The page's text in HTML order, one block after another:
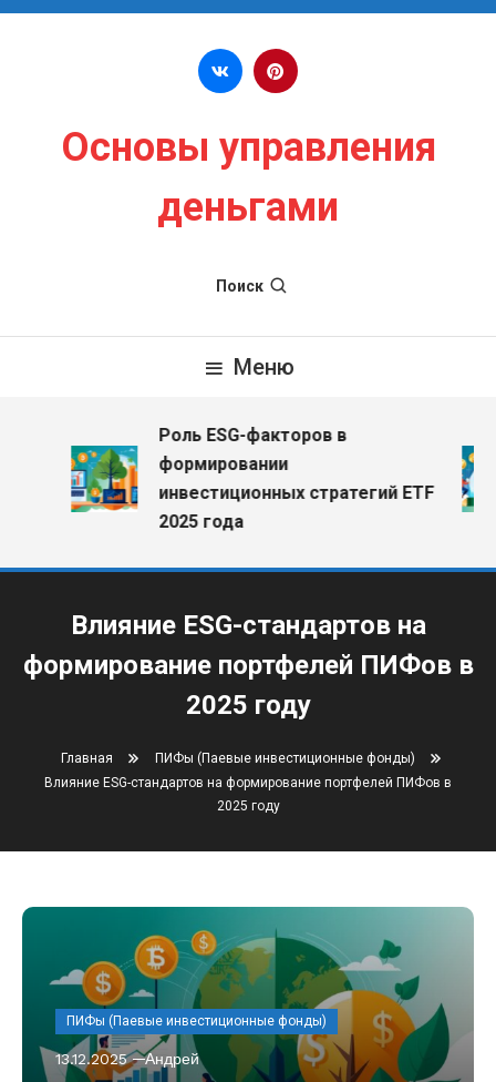
Перейти к содержимому
Основы управления
деньгами
Поиск
Меню
Роль ESG-факторов в
формировании
инвестиционных стратегий ETF
2025 года
Влияние ESG-стандартов на
формирование портфелей ПИФов в
2025 году
Главная
ПИФы (Паевые инвестиционные фонды)
Влияние ESG-стандартов на формирование портфелей ПИФов в
2025 году
ПИФы (Паевые инвестиционные фонды)
13.12.2025 Андрей